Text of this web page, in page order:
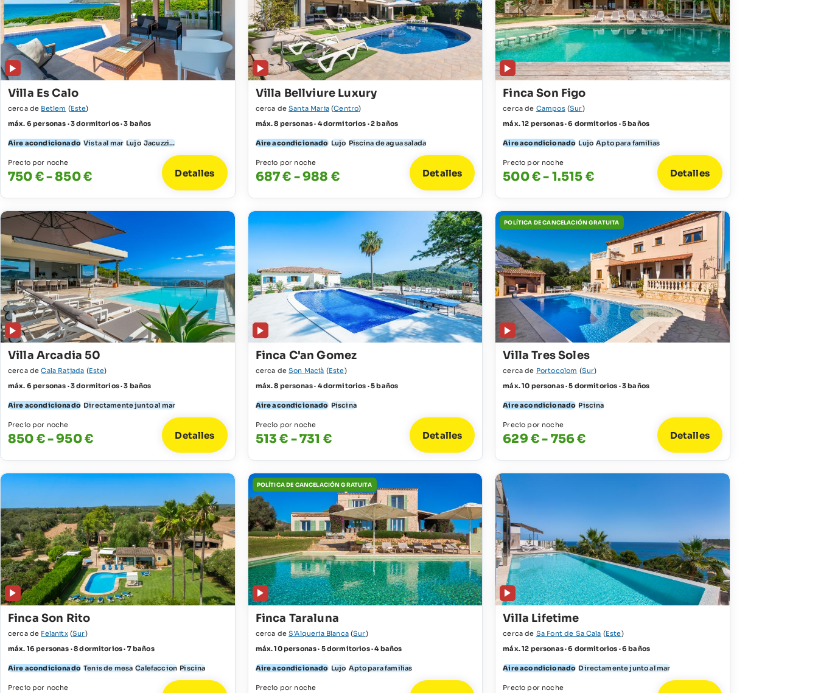
Villa Es Calo
cerca de Betlem (Este)
máx. 6 personas · 3 dormitorios · 3 baños
Aire acondicionado Vista al mar Lujo Jacuzzi...
Precio por noche
750 € - 850 € Detalles
Villa Bellviure Luxury
cerca deSanta Maria(Centro)
máx. 8 personas · 4 dormitorios · 2 baños
Aire acondicionado Lujo Piscina de agua salada
Precio por noche
687 € - 988 € Detalles
Finca Son Figo
cerca de Campos(Sur)
máx. 12 personas · 6 dormitorios · 5 baños
Aire acondicionado Lujo Apto para familias
Precio por noche
500 € - 1.515 € Detalles
Villa Arcadia 50
cerca deCala Ratjada (Este)
máx. 6 personas · 3 dormitorios · 3 baños
Aire acondicionado Directamente junto al mar
Precio por noche
850 € - 950 € Detalles
Finca C'an Gomez
cerca deSon Macià (Este)
máx. 8 personas · 4 dormitorios · 5 baños
Aire acondicionado Piscina
Precio por noche
513 € - 731 € Detalles
POLÍTICA DE CANCELACIÓN GRATUITA
Villa Tres Soles
cerca de Portocolom (Sur)
máx. 10 personas · 5 dormitorios · 3 baños
Aire acondicionado Piscina
Precio por noche
629 € - 756 € Detalles
Finca Son Rito
cerca de Felanitx(Sur)
máx. 16 personas · 8 dormitorios · 7 baños
Aire acondicionado Tenis de mesa Calefaccion Piscina
Precio por noche
POLÍTICA DE CANCELACIÓN GRATUITA
Finca Taraluna
cerca deS'Alqueria Blanca(Sur)
máx. 10 personas · 5 dormitorios · 4 baños
Aire acondicionado Lujo Apto para familias
Precio por noche
Villa Lifetime
cerca de Sa Font de Sa Cala (Este)
máx. 12 personas · 6 dormitorios · 6 baños
Aire acondicionado Directamente junto al mar
Precio por noche